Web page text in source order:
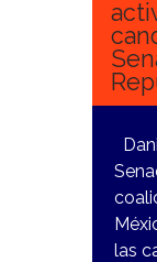
las